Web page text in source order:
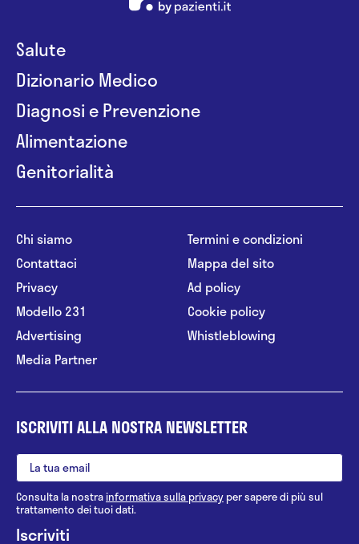
Salute
Dizionario Medico
Diagnosi e Prevenzione
Alimentazione
Genitorialità
Chi siamo
Contattaci
Privacy
Modello 231
Advertising
Media Partner
Termini e condizioni
Mappa del sito
Ad policy
Cookie policy
Whistleblowing
ISCRIVITI ALLA NOSTRA NEWSLETTER
Consulta la nostrainformativa sulla privacy per sapere di più sul
trattamento dei tuoi dati.